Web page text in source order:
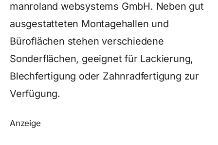
manroland websystems GmbH. Neben gut
ausgestatteten Montagehallen und
Büroflächen stehen verschiedene
Sonderflächen, geeignet für Lackierung,
Blechfertigung oder Zahnradfertigung zur
Verfügung.
Anzeige